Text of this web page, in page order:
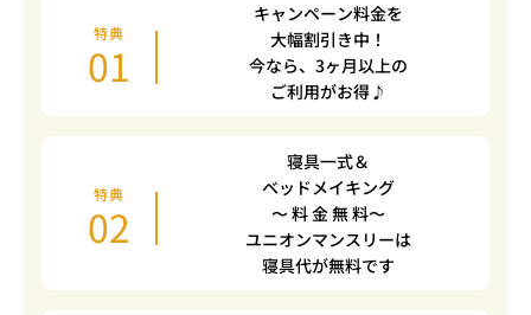
特典
01
キャンペーン料金を
大幅割引き中！
今なら、3ヶ月以上の
ご利用がお得♪
特典
02
寝具一式＆
ベッドメイキング
〜 料 金 無 料〜
ユニオンマンスリーは
寝具代が無料です